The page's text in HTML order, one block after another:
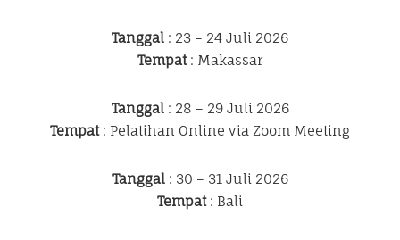
Tanggal : 23 – 24 Juli 2026
Tempat: Makassar
Tanggal: 28 – 29 Juli 2026
Tempat: Pelatihan Online via Zoom Meeting
Tanggal: 30 – 31 Juli 2026
Tempat: Bali